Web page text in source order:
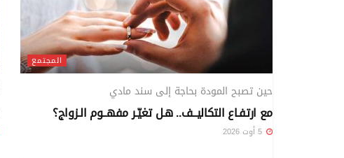
المجتمع
حين تصبح المودة بحاجة إلى سند مادي
مع ارتفـاع التكاليــف.. هـل تغيّـر مفهــوم الـزواج؟